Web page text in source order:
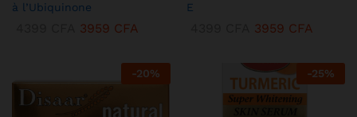
à l’Ubiquinone
3959 CFA
E
3959 CFA
-20% -25%